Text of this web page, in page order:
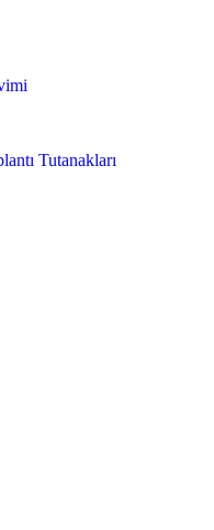
Tutanakları